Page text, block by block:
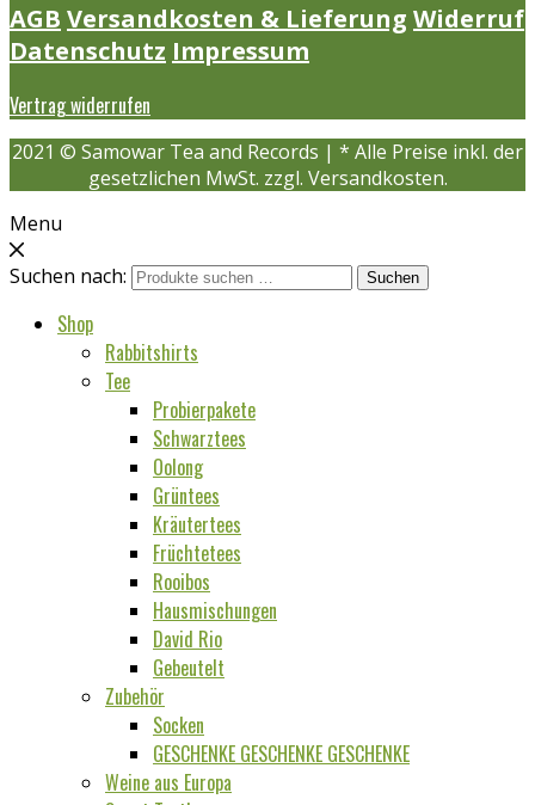
AGB Versandkosten & Lieferung Widerruf
Datenschutz Impressum
Vertrag widerrufen
2021 © Samowar Tea and Records | * Alle Preise inkl. der
gesetzlichen MwSt. zzgl. Versandkosten.
Menu
Suchen nach:
Suchen
Shop
Rabbitshirts
Tee
Probierpakete
Schwarztees
Oolong
Grüntees
Kräutertees
Früchtetees
Rooibos
Hausmischungen
David Rio
Gebeutelt
Zubehör
Socken
GESCHENKE GESCHENKE GESCHENKE
Weine aus Europa